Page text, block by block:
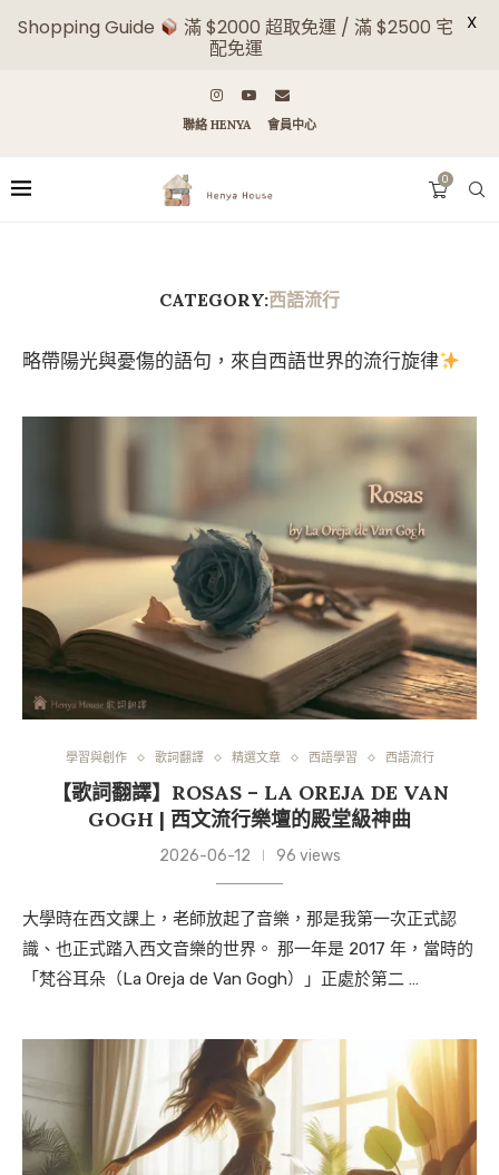
聯絡 HENYA 會員中心
0
CATEGORY:西語流行
略帶陽光與憂傷的語句，來自西語世界的流行旋律
學習與創作 歌詞翻譯 精選文章 西語學習 西語流行
【歌詞翻譯】ROSAS – LA OREJA DE VAN
GOGH | 西文流行樂壇的殿堂級神曲
2026-06-12 96 views
大學時在西文課上，老師放起了音樂，那是我第一次正式認
識、也正式踏入西文音樂的世界。 那一年是 2017 年，當時的
「梵谷耳朵（La Oreja de Van Gogh）」正處於第二 …
Shopping Guide
滿 $2000 超取免運 / 滿 $2500 宅
配免運
X